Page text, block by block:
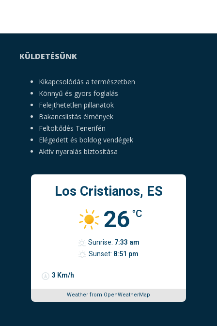
KÜLDETÉSÜNK
Kikapcsolódás a természetben
Könnyű és gyors foglalás
Felejthetetlen pillanatok
Bakancslistás élmények
Feltöltődés Tenerifén
Elégedett és boldog vendégek
Aktív nyaralás biztosítása
Los Cristianos, ES
26 °C
3 Km/h
Sunrise: 7:33 am
Sunset: 8:51 pm
Weather from OpenWeatherMap